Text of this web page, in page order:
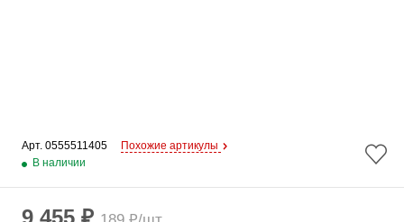
Арт. 0555511405
Похожие артикулы
В наличии
9 455 ₽